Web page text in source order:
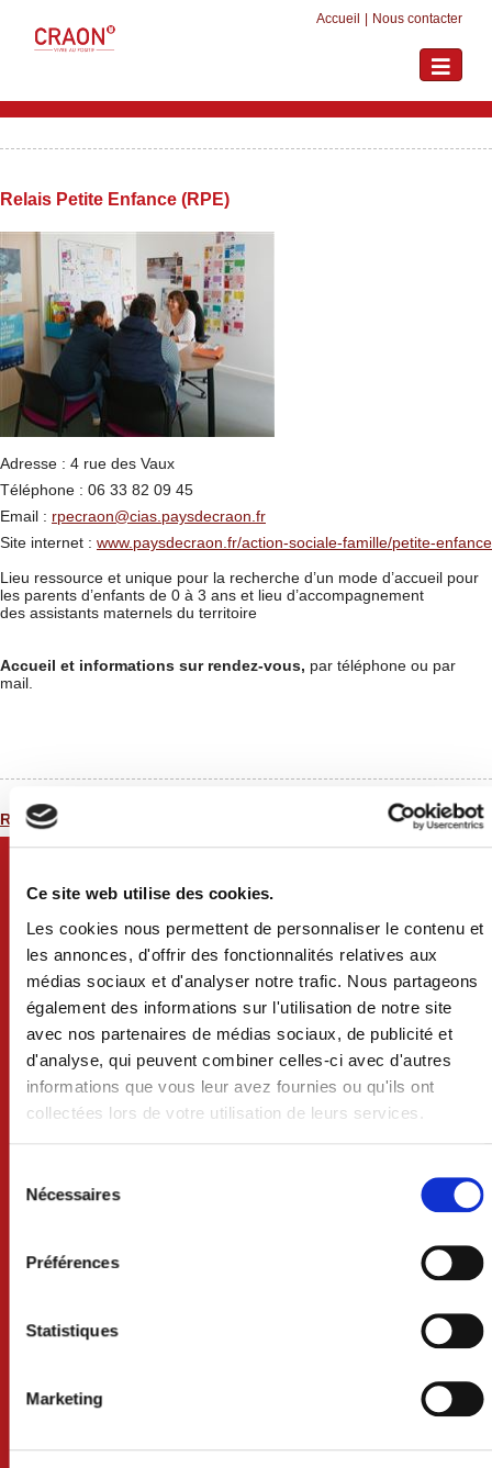
Ce site web utilise des cookies.
Les cookies nous permettent de personnaliser le contenu et
les annonces, d'offrir des fonctionnalités relatives aux
médias sociaux et d'analyser notre trafic. Nous partageons
également des informations sur l'utilisation de notre site
avec nos partenaires de médias sociaux, de publicité et
d'analyse, qui peuvent combiner celles-ci avec d'autres
informations que vous leur avez fournies ou qu'ils ont
collectées lors de votre utilisation de leurs services.
consentement
Nécessaires
Préférences
Statistiques
Marketing
Accueil Nous contacter
Toggle
Relais Petite Enfance (RPE)
Adresse : 4 rue des Vaux
Téléphone : 06 33 82 09 45
Email : rpecraon@cias.paysdecraon.fr
Site internet : www.paysdecraon.fr/action-sociale-famille/petite-enfance
Lieu ressource et unique pour la recherche d’un mode d’accueil pour
les parents d’enfants de 0 à 3 ans et lieu d’accompagnement
des assistants maternels du territoire
Accueil et informations sur rendez-vous, par téléphone ou par
mail.
Retour à la liste
BP 74 - 53400 CRAON
Lundi au mercredi 8h30-12h et 13h30-18h
Samedi 9h-12h (uniquement sur rdv)
Services techniques /urbanisme